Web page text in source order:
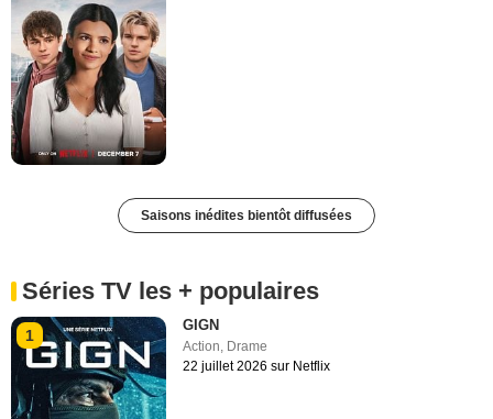
Saisons inédites bientôt diffusées
Séries TV les + populaires
1
GIGN
Action, Drame
22 juillet 2026 sur Netflix